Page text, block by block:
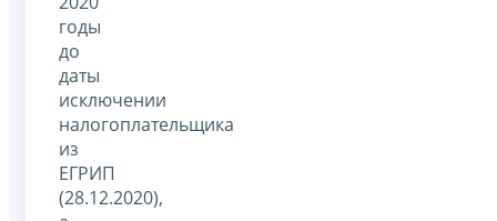
годы
до
даты
исключении
налогоплательщика
из
ЕГРИП
(28.12.2020),